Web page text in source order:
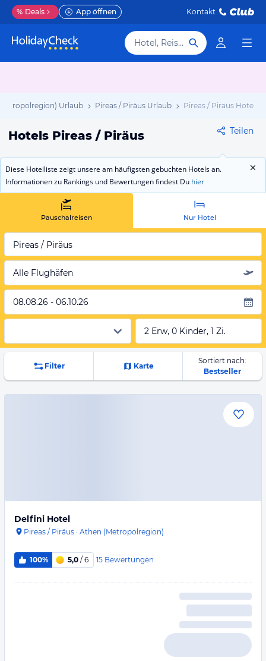
% Deals App öffnen Kontakt
Hotel, Reiseziel
Urlaub Pireas / Piräus Urlaub Pireas / Piräus Hotels
Hotels Pireas / Piräus Teilen
Diese Hotelliste zeigt unsere am häufigsten gebuchten Hotels an.
Informationen zu Rankings und Bewertungen findest Du hier
Pauschalreisen Nur Hotel
Pireas / Piräus
Alle Flughäfen
08.08.26 - 06.10.26
2 Erw, 0 Kinder, 1 Zi.
Filter Karte
Sortiert nach:
Bestseller
Delfini Hotel
Pireas / Piräus · Athen (Metropolregion)
100% 5,0 / 6 15 Bewertungen